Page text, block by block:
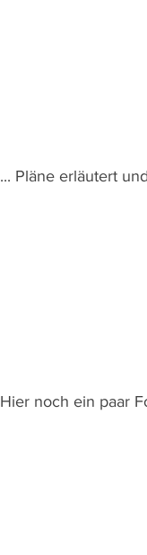
... Pläne erläutert
Hier noch ein paar